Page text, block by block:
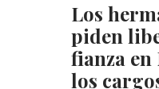
Los
piden
fianza
los